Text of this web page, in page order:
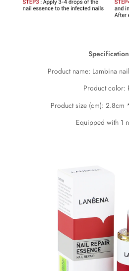
Product name: Lambina
Product color:
Product size (cm):
Equipped with 1